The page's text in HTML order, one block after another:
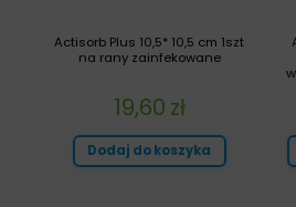
Actisorb Plus 10,5* 10,5 cm 1szt
na rany zainfekowane
19,60 zł
Dodaj do koszyka